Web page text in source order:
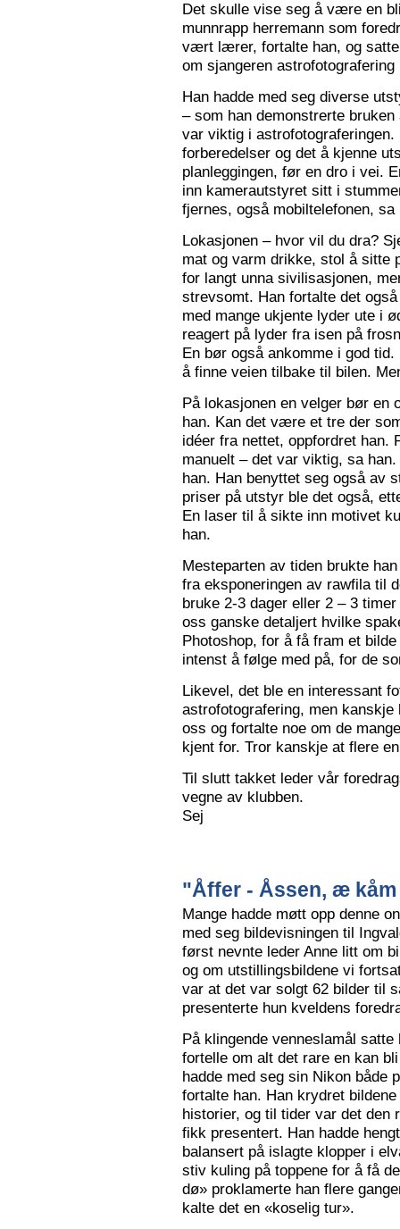
Det skulle vise seg å være en
munnrapp herremann som
vært lærer, fortalte han, og
om sjangeren astrofotografering
Han hadde med seg diverse
– som han demonstrerte
var viktig i
forberedelser og det å kjenne
planleggingen, før en dro i vei.
inn kamerautstyret sitt i
fjernes, også mobiltelefonen, sa
Lokasjonen – hvor vil du dra?
mat og varm drikke, stol å
for langt unna sivilisasjonen,
strevsomt. Han fortalte det
med mange ukjente lyder ute i
reagert på lyder fra isen på
En bør også ankomme i god
å finne veien tilbake til bilen.
På lokasjonen en velger bør en
han. Kan det være et tre der
idéer fra nettet, oppfordret han.
manuelt – det var viktig, sa
han. Han benyttet seg også av
priser på utstyr ble det også,
En laser til å sikte inn motivet
han.
Mesteparten av tiden brukte
fra eksponeringen av rawfila til
bruke 2-3 dager eller 2 – 3
oss ganske detaljert hvilke
Photoshop, for å få fram et
intenst å følge med på, for de
Likevel, det ble en interessant
astrofotografering, men
oss og fortalte noe om de
kjent for. Tror kanskje at flere
Til slutt takket leder vår
vegne av klubben.
Sej
"Åffer - Åssen, æ
Mange hadde møtt opp denne
med seg bildevisningen til
først nevnte leder Anne litt om
og om utstillingsbildene vi
var at det var solgt 62 bilder til
presenterte hun kveldens
På klingende venneslamål
fortelle om alt det rare en kan
hadde med seg sin Nikon både
fortalte han. Han krydret
historier, og til tider var det den
fikk presentert. Han hadde
balansert på islagte klopper i
stiv kuling på toppene for å få
dø» proklamerte han flere
kalte det en «koselig tur».